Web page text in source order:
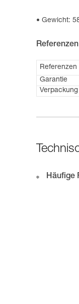
Gewicht:
Referenzen
Referenzen
Garantie
Verpackung
Häufige